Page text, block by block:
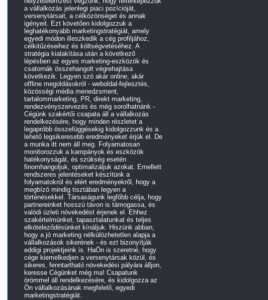
a vállalkozás jelenlegi piaci pozícióját,
versenytársait, a célközönséget és annak
igényeit. Ezt követően kidolgozzuk a
leghatékonyabb marketingstratégiát, amely
egyedi módon illeszkedik a cég profiljához,
célkitűzéseihez és költségvetéséhez. A
stratégia kialakítása után a következő
lépésben az egyes marketing-eszközök és
csatornák összehangolt végrehajtása
következik. Legyen szó akár online, akár
offline megoldásokról - weboldal-fejlesztés,
közösségi média menedzsment,
tartalommarketing, PR, direkt marketing,
rendezvényszervezés és még sorolhatnánk -
Cégünk szakértői csapata áll a vállalkozás
rendelkezésére, hogy minden részletet a
legapróbb összefüggésekig kidolgozzunk és a
lehető legsikeresebb eredményeket érjük el. De
a munka itt nem áll meg. Folyamatosan
monitorozzuk a kampányok és eszközök
hatékonyságát, és szükség esetén
finomhangoljuk, optimalizáljuk azokat. Emellett
rendszeres jelentéseket készítünk a
folyamatokról és elért eredményekről, hogy a
megbízó mindig tisztában legyen a
történésekkel. Társaságunk legfőbb célja, hogy
partnereinket hosszú távon is támogassa, és
valódi üzleti növekedést érjenek el. Ehhez
szakértelmünket, tapasztalatunkat és teljes
elköteleződésünket kínáljuk. Hiszünk abban,
hogy a jó marketing nélkülözhetetlen alapja a
vállalkozások sikerének - és ezt bizonyítják
eddigi projektjeink is. HaÖn is szeretné, hogy
cége kiemelkedjen a versenytársak közül, és
sikeres, fenntartható növekedési pályára álljon,
keresse Cégünket még ma! Csapatunk
örömmel áll rendelkezésére, és kidolgozza az
Ön vállalkozásának megfelelő, egyedi
marketingstratégiát.